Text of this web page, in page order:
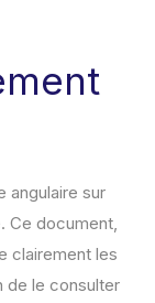
angulaire sur
Ce document,
clairement les
de le consulter